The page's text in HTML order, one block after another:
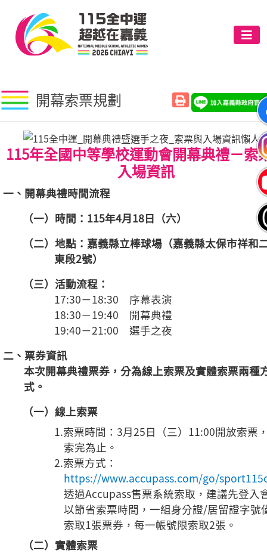
開幕索票規劃
115年全國中等學校運動會開幕典禮－索
入場資訊
一、開幕典禮時間流程
（一）時間：115年4月18日（六）
（二）地點：嘉義縣立棒球場（嘉義縣太保市祥和
東段2號）
（三）活動流程：
17:30－18:30 序幕表演
18:30－19:40 開幕典禮
19:40－21:00 選手之夜
二、票券資訊
本次開幕典禮票券，分為線上索票及實體索票兩種
式。
（一）線上索票
1.索票時間：3月25日（三）11:00開放索票
索完為止。
2.索票方式：
https://www.accupass.com/go/
透過Accupass售票系統索取，建議先登入
以節省索票時間，一組身分證/居留證字號
索取1張票券，每一帳號限索取2張。
（二）實體索票